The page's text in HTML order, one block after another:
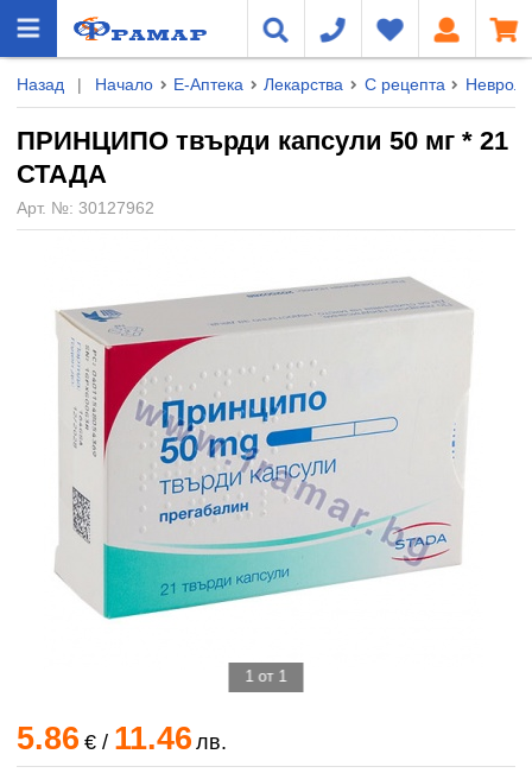
Назад | Начало Е-Аптека Лекарства С рецепта
ПРИНЦИПО твърди капсули 50 мг * 21
СТАДА
Арт. №: 30127962
1 от 1
5.86 €/ 11.46 лв.